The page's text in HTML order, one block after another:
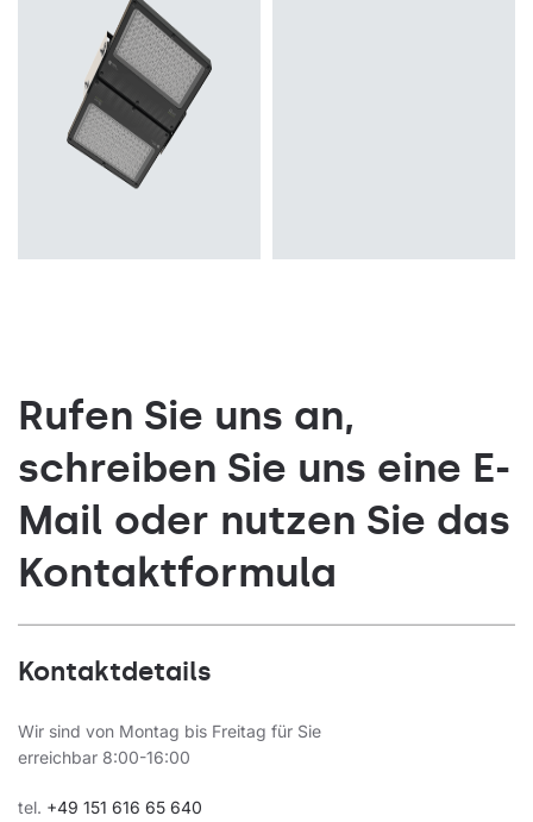
Anbau, Hänge-/abgehängt
transparent
Rufen Sie uns an,
schreiben Sie uns eine E-
Mail oder nutzen Sie das
Kontaktformula
Kontaktdetails
Wir sind von Montag bis Freitag für Sie
erreichbar 8:00-16:00
tel. +49 151 616 65 640